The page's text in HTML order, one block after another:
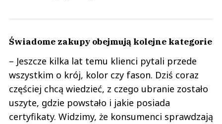
Świadome zakupy obejmują kolejne kategorie
– Jeszcze kilka lat temu klienci pytali przede
wszystkim o krój, kolor czy fason. Dziś coraz
częściej chcą wiedzieć, z czego ubranie zostało
uszyte, gdzie powstało i jakie posiada
certyfikaty. Widzimy, że konsumenci sprawdzają